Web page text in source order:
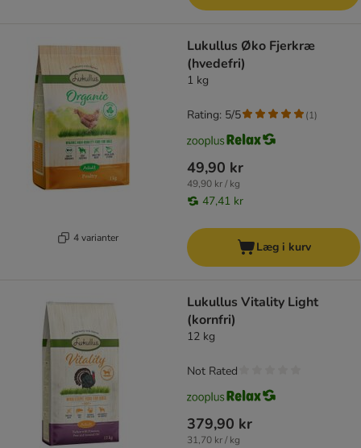
4 varianter
Lukullus Øko Fjerkræ
(hvedefri)
1 kg
49,90 kr
49,90 kr / kg
47,41 kr
Rating: 5/5 (1)
Læg i kurv
Lukullus Vitality Light
(kornfri)
12 kg
379,90 kr
31,70 kr / kg
Not Rated